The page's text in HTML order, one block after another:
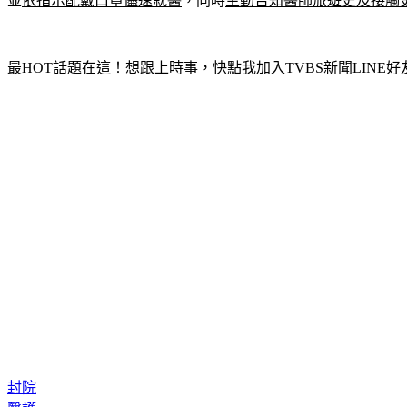
最HOT話題在這！想跟上時事，快點我加入TVBS新聞LINE好
封院